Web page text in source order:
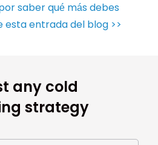
saber qué más debes
esta entrada del blog >>
any cold
strategy